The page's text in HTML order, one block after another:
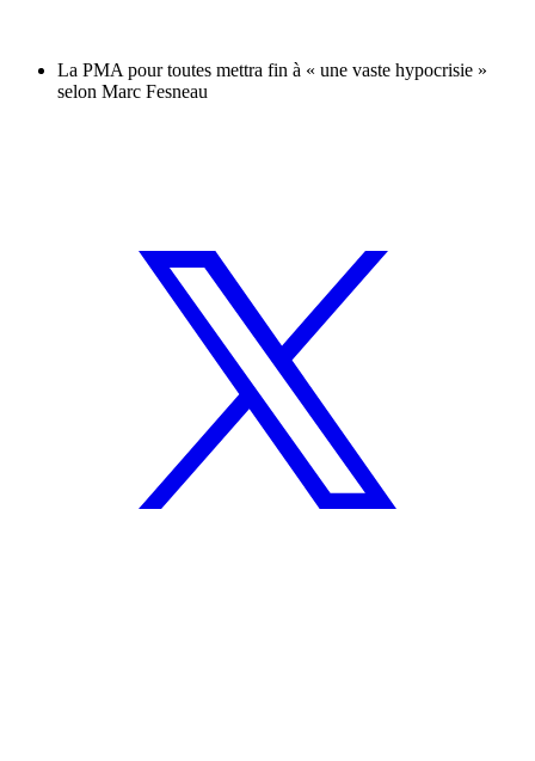
La PMA pour toutes mettra fin à « une vaste hypocrisie »
selon Marc Fesneau